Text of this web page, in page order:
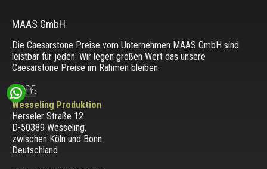
MAAS GmbH
Die Caesarstone Preise vom Unternehmen MAAS GmbH sind
leistbar für jeden. Wir legen großen Wert das unsere
Caesarstone Preise im Rahmen bleiben.
Wesseling Produktion
Herseler Straße 12
D-50389 Wesseling,
zwischen Köln und Bonn
Deutschland